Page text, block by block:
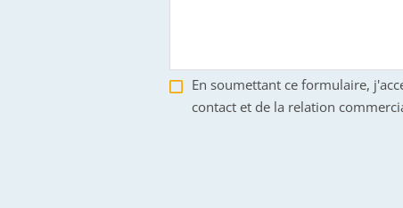
En soumettant ce formulaire,
contact et de la relation